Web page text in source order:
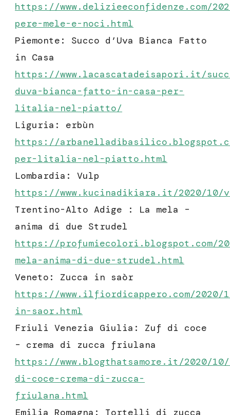
https://www.delizieeconfidenze.com/
pere-mele-e-noci.html
Piemonte: Succo d’Uva Bianca Fatto
in Casa
https://www.lacascatadeisapori.it/
duva-bianca-fatto-in-casa-per-
litalia-nel-piatto/
Liguria: erbùn
https://
per-litalia-nel-piatto.html
Lombardia: Vulp
https://www.kucinadikiara.it/2020/10/
Trentino-Alto Adige : La mela –
anima di due Strudel
https://profumiecolori.blogspot.com/
mela-anima-di-due-strudel.html
Veneto: Zucca in saòr
https://www.ilfiordicappero.com/2020/
in-saor .html
Friuli Venezia Giulia: Zuf di coce
– crema di zucca friulana
https://www.blogthatsamore.it/2020/
di-coce-crema-di-zucca-
friulana.html